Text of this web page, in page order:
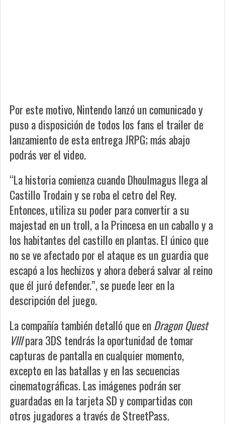
Por este motivo, Nintendo lanzó un comunicado y
puso a disposición de todos los fans el trailer de
lanzamiento de esta entrega JRPG; más abajo
podrás ver el video.
“La historia comienza cuando Dhoulmagus llega al
Castillo Trodain y se roba el cetro del Rey.
Entonces, utiliza su poder para convertir a su
majestad en un troll, a la Princesa en un caballo y a
los habitantes del castillo en plantas. El único que
no se ve afectado por el ataque es un guardia que
escapó a los hechizos y ahora deberá salvar al reino
que él juró defender.”, se puede leer en la
descripción del juego.
La compañía también detalló que enDragon Quest
VIIIpara 3DS tendrás la oportunidad de tomar
capturas de pantalla en cualquier momento,
excepto en las batallas y en las secuencias
cinematográficas. Las imágenes podrán ser
guardadas en la tarjeta SD y compartidas con
otros jugadores a través de StreetPass.